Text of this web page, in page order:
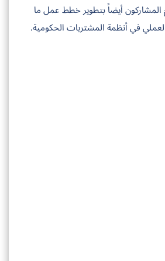
أيضاً بتطوير خطط عمل ما
في أنظمة المشتريات الحكومية.